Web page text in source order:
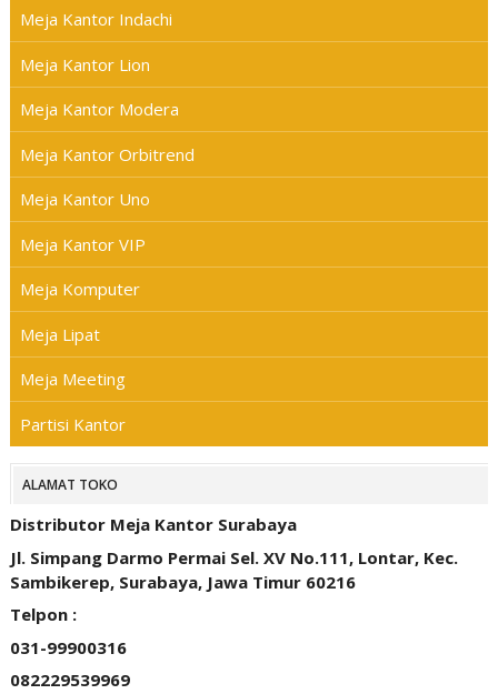
Meja Kantor Indachi
Meja Kantor Lion
Meja Kantor Modera
Meja Kantor Orbitrend
Meja Kantor Uno
Meja Kantor VIP
Meja Komputer
Meja Lipat
Meja Meeting
Partisi Kantor
ALAMAT TOKO
Distributor Meja Kantor Surabaya
Jl. Simpang Darmo Permai Sel. XV No.111, Lontar, Kec.
Sambikerep, Surabaya, Jawa Timur 60216
Telpon :
031-99900316
082229539969